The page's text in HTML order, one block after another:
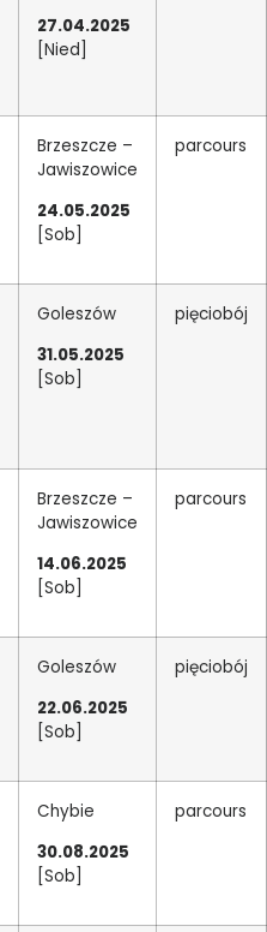
27.04.2025
[Nied]
Brzeszcze –
Jawiszowice
24.05.2025
[Sob]
parcours
Goleszów
31.05.2025
[Sob]
pięciobój
Brzeszcze –
Jawiszowice
14.06.2025
[Sob]
parcours
Goleszów
22.06.2025
[Sob]
pięciobój
Chybie
30.08.2025
[Sob]
parcours